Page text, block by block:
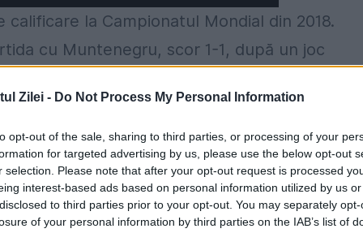
Zilei - Do Not Process My Personal Information
opt-out of the sale, sharing to third parties, or processing of your
for targeted advertising by us, please use the below opt-out
selection. Please note that after your opt-out request is processed
interest-based ads based on personal information utilized by us
to third parties prior to your opt-out. You may separately
of your personal information by third parties on the IAB’s list of
la Campionatul Mondial din 2018.
cu Muntenegru, scor 1-1, după un joc
(85), Jovetici (87) și penalty-ul ratat de
puncte în Grupa E și va evolua în
(8 octombrie) și în Kazahstan (11